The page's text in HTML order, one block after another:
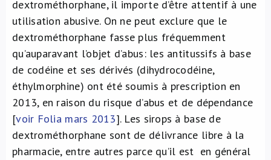
dextrométhorphane, il importe d’être attentif à une
utilisation abusive. On ne peut exclure que le
dextrométhorphane fasse plus fréquemment
qu’auparavant l’objet d’abus: les antitussifs à base
de codéine et ses dérivés (dihydrocodéine,
éthylmorphine) ont été soumis à prescription en
2013, en raison du risque d’abus et de dépendance
[voir Folia mars 2013]. Les sirops à base de
dextrométhorphane sont de délivrance libre à la
pharmacie, entre autres parce qu’il est en général